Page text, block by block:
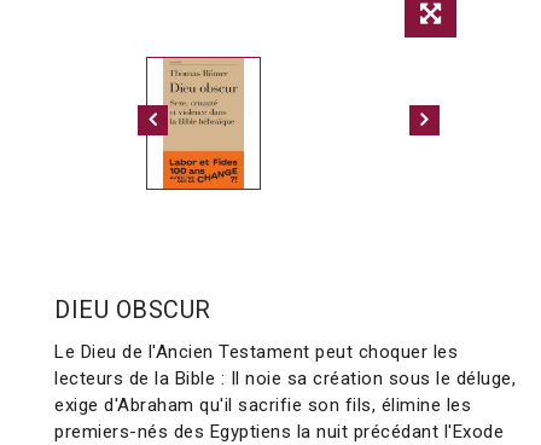
DIEU OBSCUR
Le Dieu de l'Ancien Testament peut choquer les
lecteurs de la Bible : Il noie sa création sous le déluge,
exige d'Abraham qu'il sacrifie son fils, élimine les
premiers-nés des Egyptiens la nuit précédant l'Exode